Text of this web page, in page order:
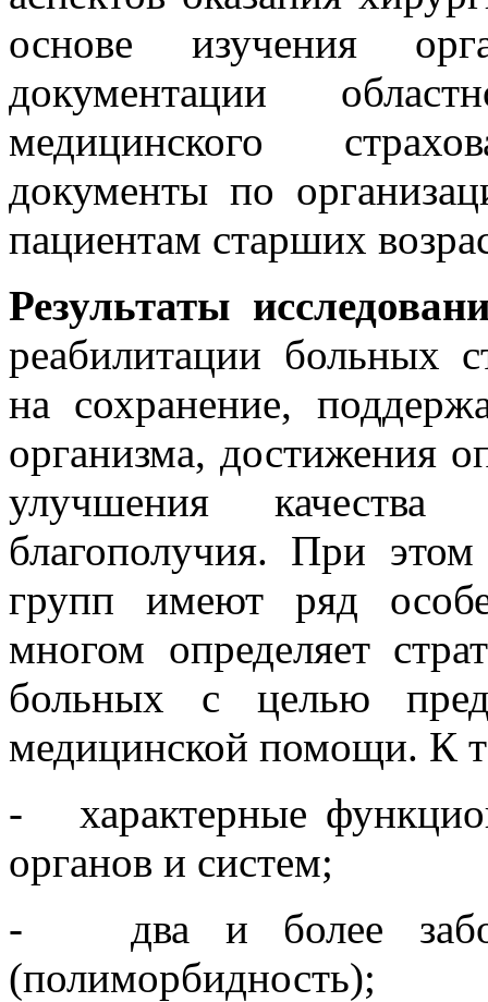
основе изучения
документации
медицинского
документы по
пациентам старших
Результаты
реабилитации больных
на сохранение,
организма, достижения
улучшения
благополучия. При
групп имеют ряд
многом определяет
больных с целью
медицинской помощи. К
- характерные
органов и систем;
- два и более
(полиморбидность);